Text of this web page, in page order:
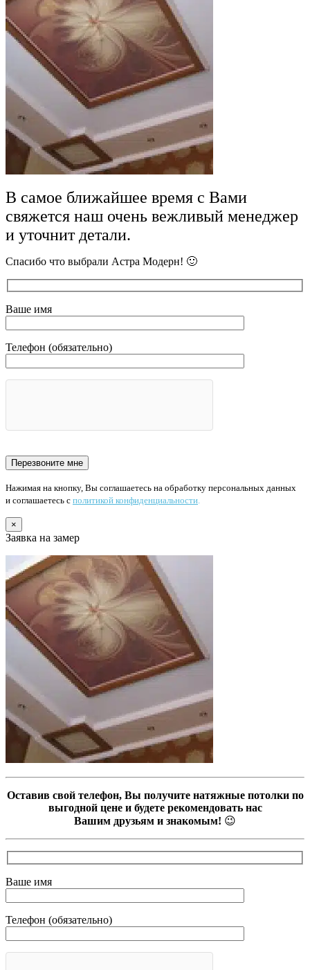
В самое ближайшее время с Вами
свяжется наш очень вежливый менеджер
и уточнит детали.
Спасибо что выбрали Астра Модерн! 🙂
Ваше имя
Телефон (обязательно)
Нажимая на кнопку, Вы соглашаетесь на обработку персональных данных
и соглашаетесь с политикой конфиденциальности.
×
Заявка на замер
Оставив свой телефон, Вы получите натяжные потолки по
выгодной цене и будете рекомендовать нас
Вашим друзьям и знакомым! 😉
Ваше имя
Телефон (обязательно)